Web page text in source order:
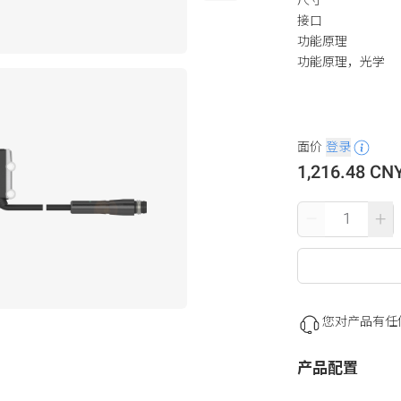
接口
功能原理
功能原理，光学
面价 登录
1,216.48
+
您对产品有任
产品配置